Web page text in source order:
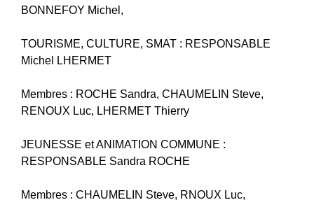
BONNEFOY Michel,
TOURISME, CULTURE, SMAT : RESPONSABLE
Michel LHERMET
Membres : ROCHE Sandra, CHAUMELIN Steve,
RENOUX Luc, LHERMET Thierry
JEUNESSE et ANIMATION COMMUNE :
RESPONSABLE Sandra ROCHE
Membres : CHAUMELIN Steve, RNOUX Luc,